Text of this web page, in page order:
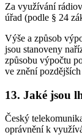
Za využívání
úřad (podle § 24
Výše a způsob
jsou stanoveny
způsobu výpočtu
ve znění
13. Jaké jsou
Český
oprávnění k